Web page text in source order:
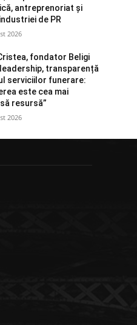
antreprenoriat și
de PR
2026
fondator Beligi
transparență
serviciilor funerare:
este cea mai
resursă”
2026